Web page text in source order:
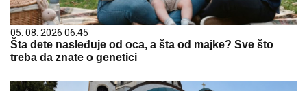
05. 08. 2026 06:45
Šta dete nasleđuje od oca, a šta od majke? Sve što
treba da znate o genetici